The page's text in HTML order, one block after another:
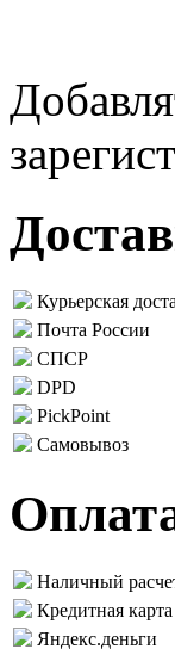
Курьерская
Почта России
СПСР
DPD
PickPoint
Самовывоз
Наличный
Кредитная карта
Яндекс.деньги